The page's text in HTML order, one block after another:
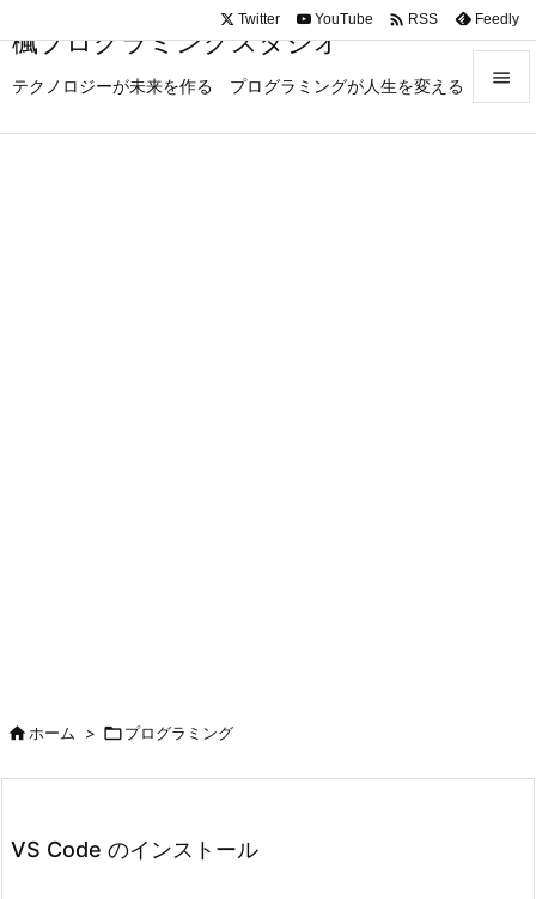
楓プログラミングスタジオ
テクノロジーが未来を作る プログラミングが人生を変える 

Twitter YouTube  RSS Feedly
ホーム > プログラミング
VS Code のインストール